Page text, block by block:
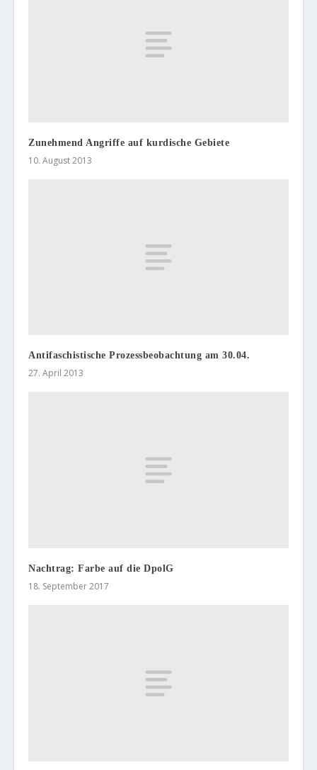
Zunehmend Angriffe auf kurdische Gebiete
10. August 2013
Antifaschistische Prozessbeobachtung am 30.04.
27. April 2013
Nachtrag: Farbe auf die DpolG
18. September 2017